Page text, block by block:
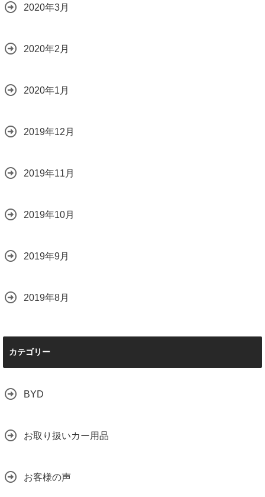
2020年3月
2020年2月
2020年1月
2019年12月
2019年11月
2019年10月
2019年9月
2019年8月
カテゴリー
BYD
お取り扱いカー用品
お客様の声